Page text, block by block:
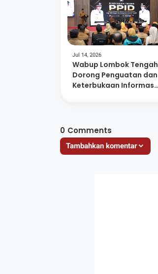
Jul 14, 2026
Wabup Lombok Tengah
Dorong Penguatan dan
Keterbukaan Informasi
0 Comments
Tambahkan komentar